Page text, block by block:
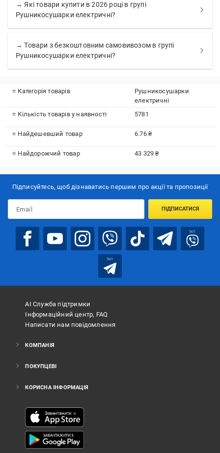
→ Які товари купити в 2026 році в групі
Рушникосушарки електричні?
→ Товари з безкоштовним самовивозом в групі
Рушникосушарки електричні?
⭐ Категорія товарів
Рушникосушарки
електричні
⭐ Кількість товарів у наявності
5781
⭐ Найдешевший товар 6.76 ₴
⭐ Найдорожчий товар 43 329 ₴
Підписуйтесь, щоб дізнаватись першим про акції та пропозиції
ПІДПИСАТИСЯ
bot
bot
АІ Служба підтримки
Інформаційний центр, FAQ
Написати нам повідомлення
КОМПАНІЯ
ПОКУПЦЕВІ
КОРИСНА ІНФОРМАЦІЯ